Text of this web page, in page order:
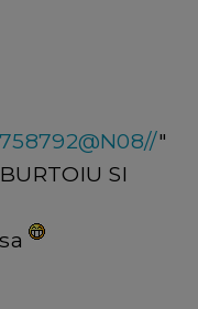
"
SI